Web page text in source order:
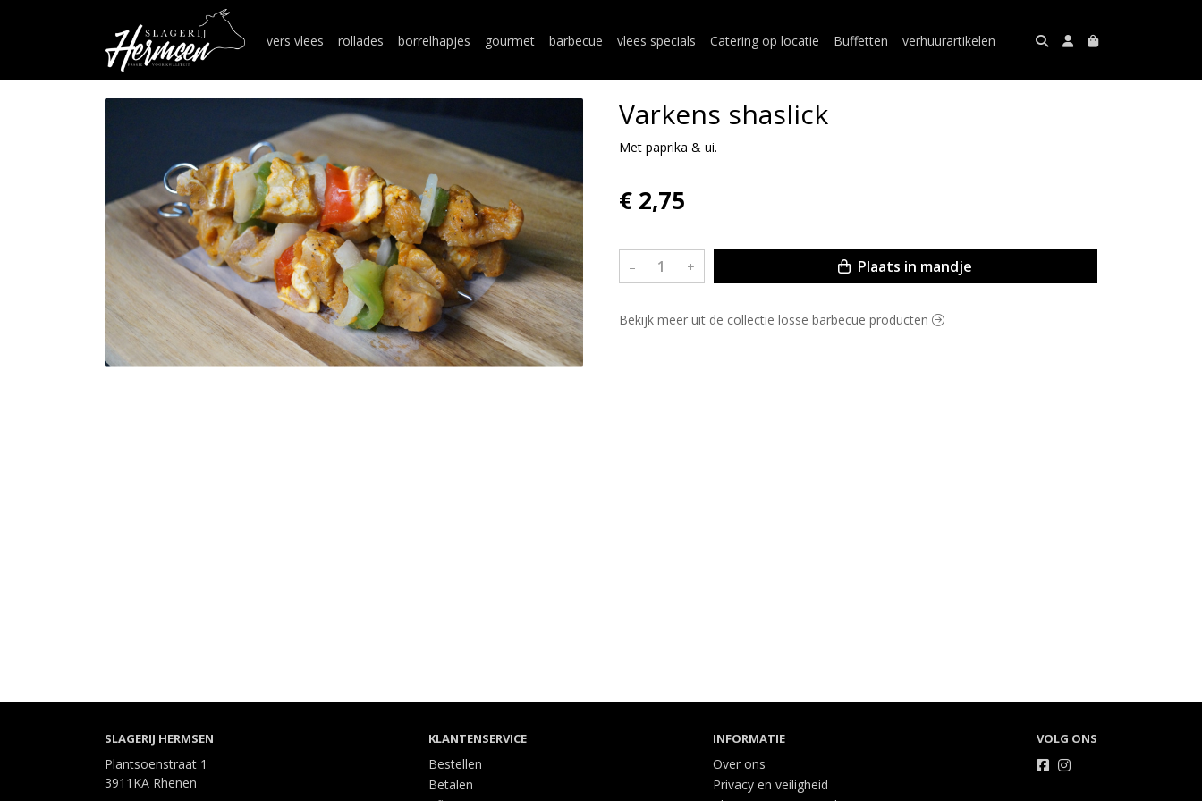
vers vlees rollades borrelhapjes gourmet barbecue vlees specials Catering op locatie Buffetten verhuurartikelen
Varkens shaslick
Met paprika & ui.
€ 2,75
– + Plaats in mandje
Bekijk meer uit de collectie losse barbecue producten
SLAGERIJ HERMSEN
Plantsoenstraat 1
3911KA Rhenen
KLANTENSERVICE
Bestellen
Betalen
INFORMATIE
Over ons
Privacy en veiligheid
VOLG ONS